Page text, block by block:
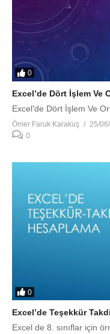
0
Excel’de Dört İşlem Ve
Excel'de Dört İşlem Ve
Ömer Faruk Karakuş
25/
0
0
Excel’de Teşekkür
Excel de 8. sınıflar için